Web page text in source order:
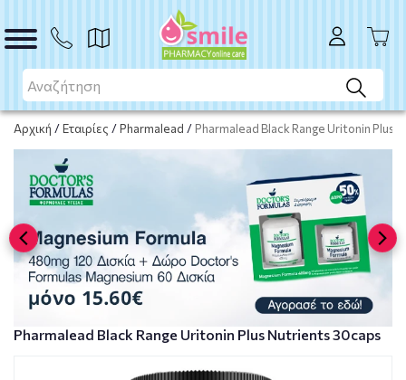
Αρχική /Εταιρίες /Pharmalead / Pharmalead Black Range Uritonin Plus
ΑΓΟΡΑ
Pharmalead Black Range Uritonin Plus Nutrients 30caps